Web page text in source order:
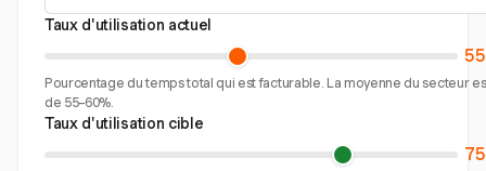
Taux d'utilisation actuel
Pourcentage du temps total qui est facturable. La moyenne du secteur
de 55–60%.
Taux d'utilisation cible